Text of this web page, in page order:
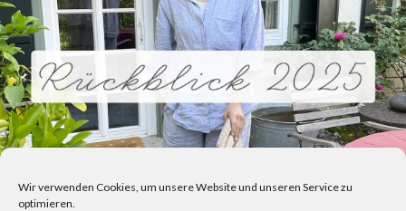
Wir verwenden Cookies, um unsere Website und unseren Service zu
optimieren.